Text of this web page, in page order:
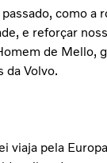
como a
e reforçar
de Mello,
da Volvo.
viaja pela